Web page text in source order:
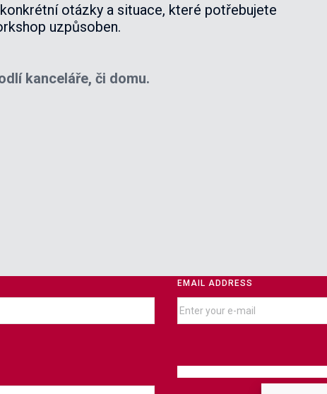
otázky a situace, které potřebujete
uzpůsoben.
kanceláře, či domu.
EMAIL ADDRESS